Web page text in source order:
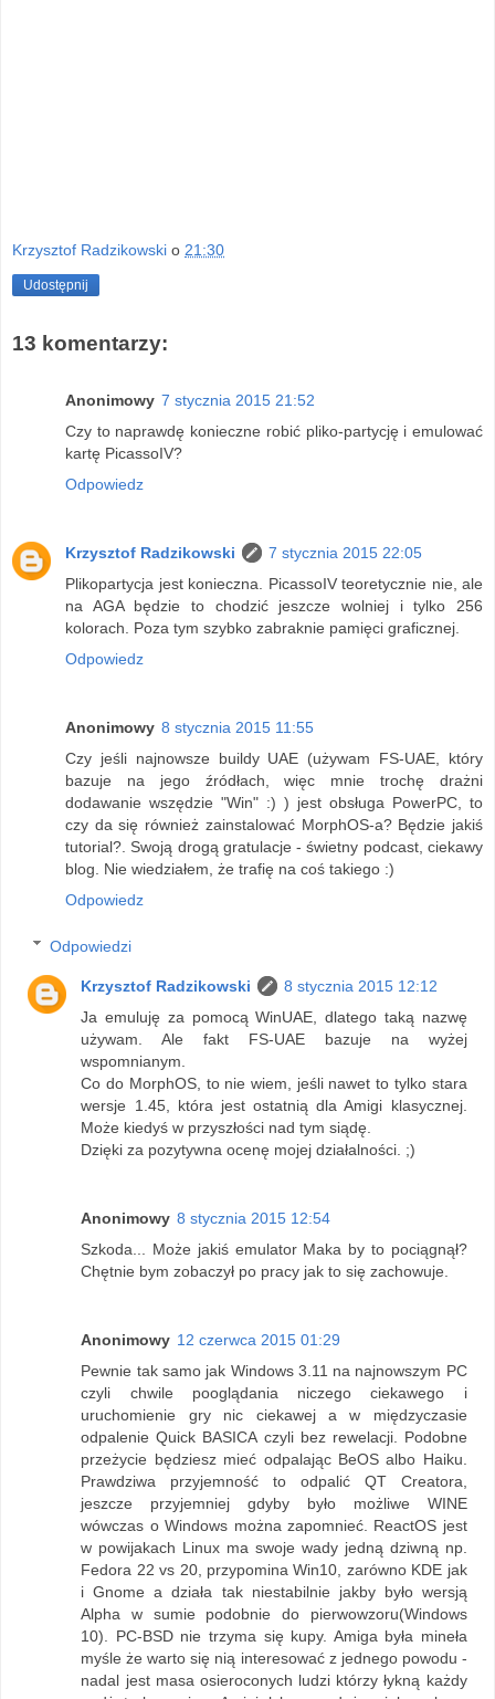
Krzysztof Radzikowski o 21:30
Udostępnij
13 komentarzy:
Anonimowy 7 stycznia 2015 21:52
Czy to naprawdę konieczne robić pliko-partycję i emulować
kartę PicassoIV?
Odpowiedz
Krzysztof Radzikowski
7 stycznia 2015 22:05
Plikopartycja jest konieczna. PicassoIV teoretycznie nie, ale
na AGA będzie to chodzić jeszcze wolniej i tylko 256
kolorach. Poza tym szybko zabraknie pamięci graficznej.
Odpowiedz
Anonimowy 8 stycznia 2015 11:55
Czy jeśli najnowsze buildy UAE (używam FS-UAE, który
bazuje na jego źródłach, więc mnie trochę drażni
dodawanie wszędzie "Win" :) ) jest obsługa PowerPC, to
czy da się również zainstalować MorphOS-a? Będzie jakiś
tutorial?. Swoją drogą gratulacje - świetny podcast, ciekawy
blog. Nie wiedziałem, że trafię na coś takiego :)
Odpowiedz
Odpowiedzi
Krzysztof Radzikowski
8 stycznia 2015 12:12
Ja emuluję za pomocą WinUAE, dlatego taką nazwę
używam. Ale fakt FS-UAE bazuje na wyżej
wspomnianym.
Co do MorphOS, to nie wiem, jeśli nawet to tylko stara
wersje 1.45, która jest ostatnią dla Amigi klasycznej.
Może kiedyś w przyszłości nad tym siądę.
Dzięki za pozytywna ocenę mojej działalności. ;)
Anonimowy 8 stycznia 2015 12:54
Szkoda... Może jakiś emulator Maka by to pociągnął?
Chętnie bym zobaczył po pracy jak to się zachowuje.
Anonimowy 12 czerwca 2015 01:29
Pewnie tak samo jak Windows 3.11 na najnowszym PC
czyli chwile pooglądania niczego ciekawego i
uruchomienie gry nic ciekawej a w międzyczasie
odpalenie Quick BASICA czyli bez rewelacji. Podobne
przeżycie będziesz mieć odpalając BeOS albo Haiku.
Prawdziwa przyjemność to odpalić QT Creatora,
jeszcze przyjemniej gdyby było możliwe WINE
wówczas o Windows można zapomnieć. ReactOS jest
w powijakach Linux ma swoje wady jedną dziwną np.
Fedora 22 vs 20, przypomina Win10, zarówno KDE jak
i Gnome a działa tak niestabilnie jakby było wersją
Alpha w sumie podobnie do pierwowzoru(Windows
10). PC-BSD nie trzyma się kupy. Amiga była mineła
myśle że warto się nią interesować z jednego powodu -
nadal jest masa osieroconych ludzi którzy łykną każdy